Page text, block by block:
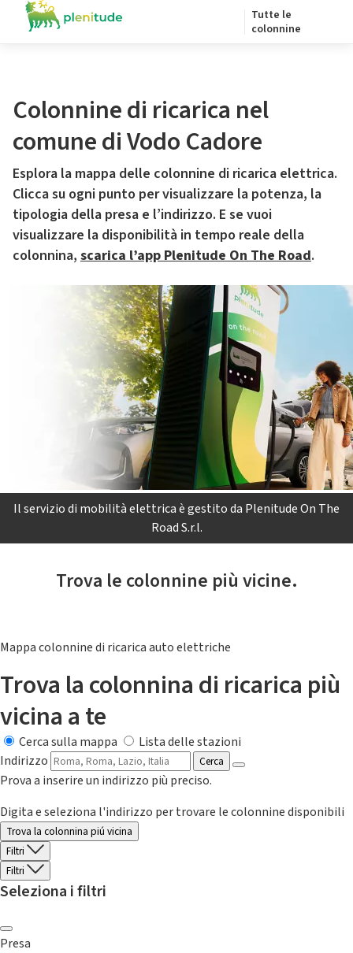
Tutte le
colonnine
Colonnine di ricarica nel
comune di Vodo Cadore
Esplora la mappa delle colonnine di ricarica elettrica.
Clicca su ogni punto per visualizzare la potenza, la
tipologia della presa e l’indirizzo. E se vuoi
visualizzare la disponibilità in tempo reale della
colonnina, scarica l’app Plenitude On The Road.
Il servizio di mobilità elettrica è gestito da Plenitude On The
Road S.r.l.
Trova le colonnine più vicine.
Mappa colonnine di ricarica auto elettriche
Trova la colonnina di ricarica più
vicina a te
Cerca sulla mappa
Lista delle stazioni
Indirizzo
Cerca
Prova a inserire un indirizzo più preciso.
Digita e seleziona l'indirizzo per trovare le colonnine disponibili
Trova la colonnina piú vicina
Filtri
Filtri
Seleziona i filtri
Presa